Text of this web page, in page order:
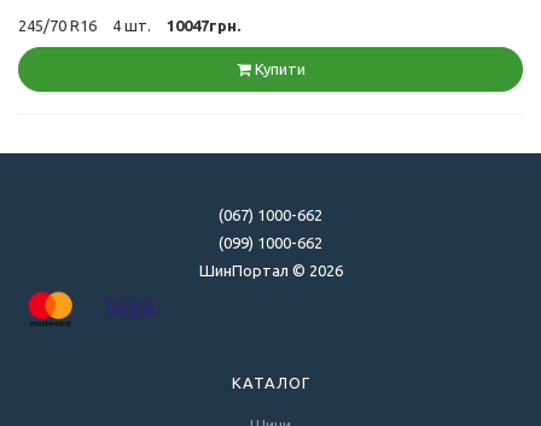
245/70 R16 4 шт. 10047грн.
Купити
(067) 1000-662
(099) 1000-662
ШинПортал © 2026
КАТАЛОГ